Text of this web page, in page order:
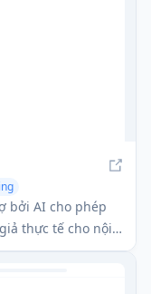
bởi AI cho phép
thực tế cho nội
TikTok,